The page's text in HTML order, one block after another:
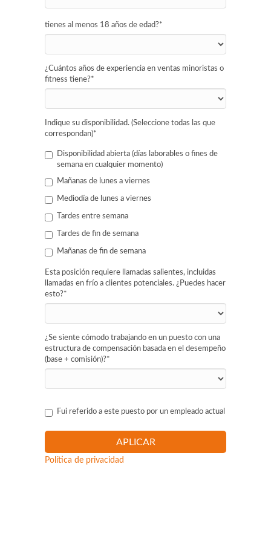
tienes al menos 18 años de edad?*
¿Cuántos años de experiencia en ventas minoristas o
fitness tiene?*
Indique su disponibilidad. (Seleccione todas las que
correspondan)*
Disponibilidad abierta (días laborables o fines de
semana en cualquier momento)
Mañanas de lunes a viernes
Mediodía de lunes a viernes
Tardes entre semana
Tardes de fin de semana
Mañanas de fin de semana
Esta posición requiere llamadas salientes, incluidas
llamadas en frío a clientes potenciales. ¿Puedes hacer
esto?*
¿Se siente cómodo trabajando en un puesto con una
estructura de compensación basada en el desempeño
(base + comisión)?*
Fui referido a este puesto por un empleado actual
Política de privacidad